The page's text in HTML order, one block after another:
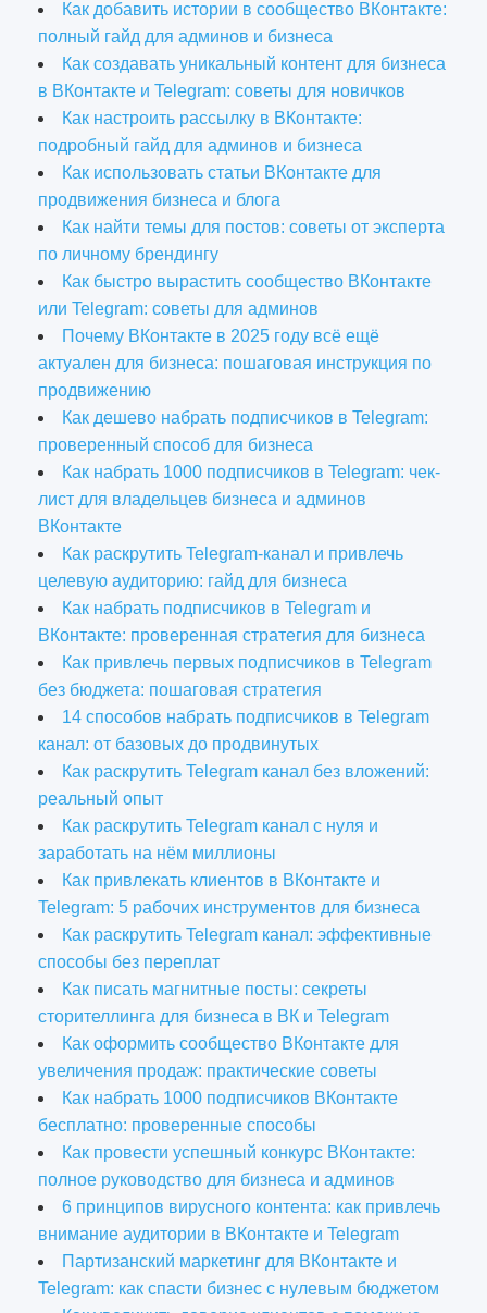
Как добавить истории в сообщество ВКонтакте:
полный гайд для админов и бизнеса
Как создавать уникальный контент для бизнеса
в ВКонтакте и Telegram: советы для новичков
Как настроить рассылку в ВКонтакте:
подробный гайд для админов и бизнеса
Как использовать статьи ВКонтакте для
продвижения бизнеса и блога
Как найти темы для постов: советы от эксперта
по личному брендингу
Как быстро вырастить сообщество ВКонтакте
или Telegram: советы для админов
Почему ВКонтакте в 2025 году всё ещё
актуален для бизнеса: пошаговая инструкция по
продвижению
Как дешево набрать подписчиков в Telegram:
проверенный способ для бизнеса
Как набрать 1000 подписчиков в Telegram: чек-
лист для владельцев бизнеса и админов
ВКонтакте
Как раскрутить Telegram-канал и привлечь
целевую аудиторию: гайд для бизнеса
Как набрать подписчиков в Telegram и
ВКонтакте: проверенная стратегия для бизнеса
Как привлечь первых подписчиков в Telegram
без бюджета: пошаговая стратегия
14 способов набрать подписчиков в Telegram
канал: от базовых до продвинутых
Как раскрутить Telegram канал без вложений:
реальный опыт
Как раскрутить Telegram канал с нуля и
заработать на нём миллионы
Как привлекать клиентов в ВКонтакте и
Telegram: 5 рабочих инструментов для бизнеса
Как раскрутить Telegram канал: эффективные
способы без переплат
Как писать магнитные посты: секреты
сторителлинга для бизнеса в ВК и Telegram
Как оформить сообщество ВКонтакте для
увеличения продаж: практические советы
Как набрать 1000 подписчиков ВКонтакте
бесплатно: проверенные способы
Как провести успешный конкурс ВКонтакте:
полное руководство для бизнеса и админов
6 принципов вирусного контента: как привлечь
внимание аудитории в ВКонтакте и Telegram
Партизанский маркетинг для ВКонтакте и
Telegram: как спасти бизнес с нулевым бюджетом